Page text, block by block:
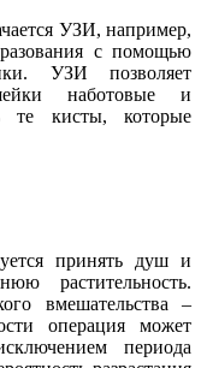
УЗИ, например,
с помощью
УЗИ позволяет
наботовые и
те кисты, которые
принять душ и
растительность.
вмешательства –
операция может
периода